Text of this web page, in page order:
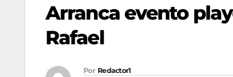
Arranca evento
Rafael
Por Redactor1